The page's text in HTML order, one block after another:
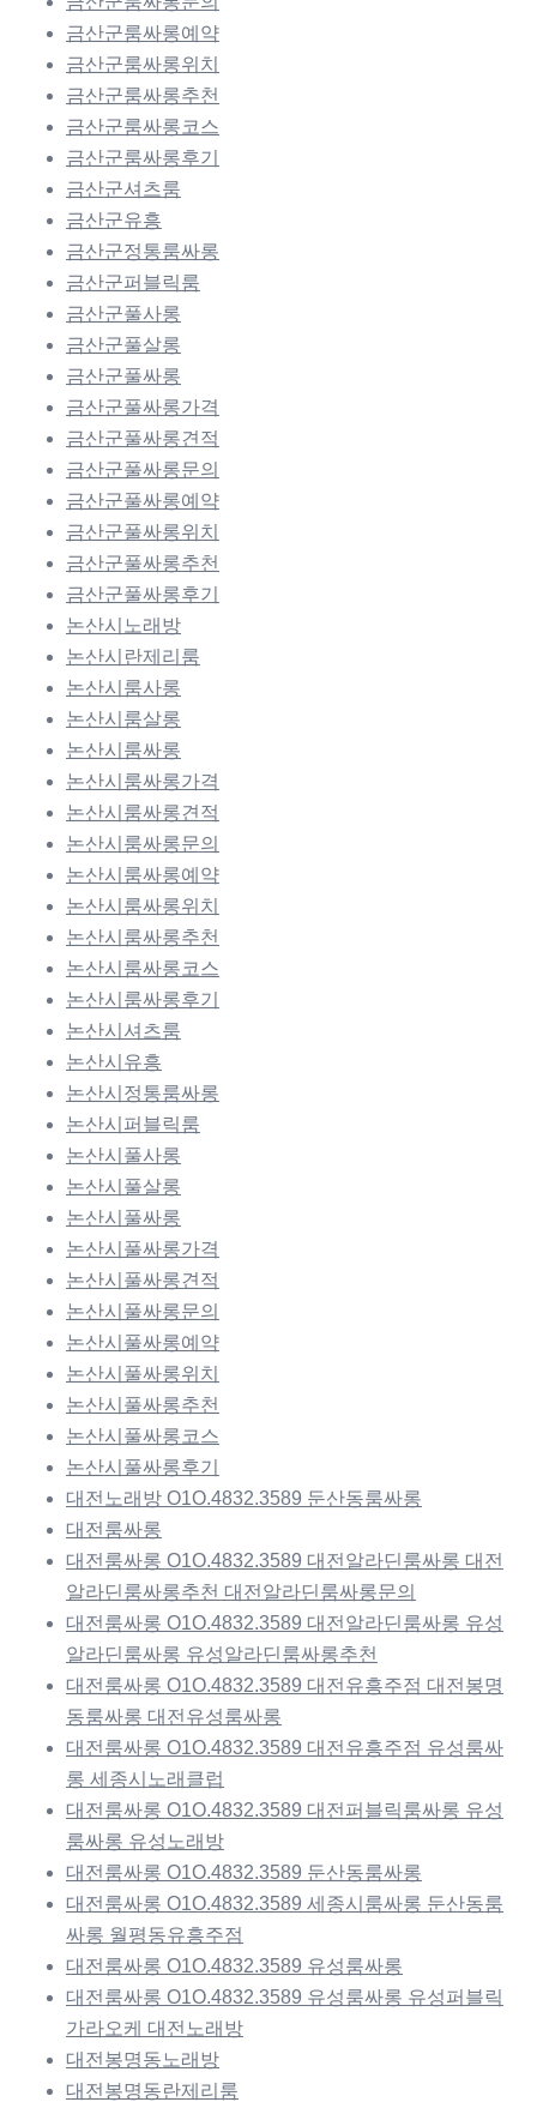
금산군룸싸롱예약
금산군룸싸롱위치
금산군룸싸롱추천
금산군룸싸롱코스
금산군룸싸롱후기
금산군셔츠룸
금산군유흥
금산군정통룸싸롱
금산군퍼블릭룸
금산군풀사롱
금산군풀살롱
금산군풀싸롱
금산군풀싸롱가격
금산군풀싸롱견적
금산군풀싸롱문의
금산군풀싸롱예약
금산군풀싸롱위치
금산군풀싸롱추천
금산군풀싸롱후기
논산시노래방
논산시란제리룸
논산시룸사롱
논산시룸살롱
논산시룸싸롱
논산시룸싸롱가격
논산시룸싸롱견적
논산시룸싸롱문의
논산시룸싸롱예약
논산시룸싸롱위치
논산시룸싸롱추천
논산시룸싸롱코스
논산시룸싸롱후기
논산시셔츠룸
논산시유흥
논산시정통룸싸롱
논산시퍼블릭룸
논산시풀사롱
논산시풀살롱
논산시풀싸롱
논산시풀싸롱가격
논산시풀싸롱견적
논산시풀싸롱문의
논산시풀싸롱예약
논산시풀싸롱위치
논산시풀싸롱추천
논산시풀싸롱코스
논산시풀싸롱후기
대전노래방 O1O.4832.3589 둔산동룸싸롱
대전룸싸롱
대전룸싸롱 O1O.4832.3589 대전알라딘룸싸롱 대전
알라딘룸싸롱추천 대전알라딘룸싸롱문의
대전룸싸롱 O1O.4832.3589 대전알라딘룸싸롱 유성
알라딘룸싸롱 유성알라딘룸싸롱추천
대전룸싸롱 O1O.4832.3589 대전유흥주점 대전봉명
동룸싸롱 대전유성룸싸롱
대전룸싸롱 O1O.4832.3589 대전유흥주점 유성룸싸
롱 세종시노래클럽
대전룸싸롱 O1O.4832.3589 대전퍼블릭룸싸롱 유성
룸싸롱 유성노래방
대전룸싸롱 O1O.4832.3589 둔산동룸싸롱
대전룸싸롱 O1O.4832.3589 세종시룸싸롱 둔산동룸
싸롱 월평동유흥주점
대전룸싸롱 O1O.4832.3589 유성룸싸롱
대전룸싸롱 O1O.4832.3589 유성룸싸롱 유성퍼블릭
가라오케 대전노래방
대전봉명동노래방
대전봉명동란제리룸